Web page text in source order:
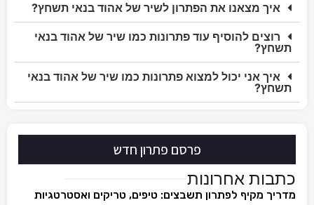
איך מצאנו את הפתרון לשיר של אהוד בנאי תשחץ?
רוצים להוסיף עוד פתרונות כמו שיר של אהוד בנאי
תשחץ?
איך אני יכול למצוא פתרונות כמו שיר של אהוד בנאי
תשחץ?
פרסם פתרון חדש
כתבות אחרונות
מדריך מקיף לפתרון תשבצים: טיפים, טריקים ואסטרטגיות